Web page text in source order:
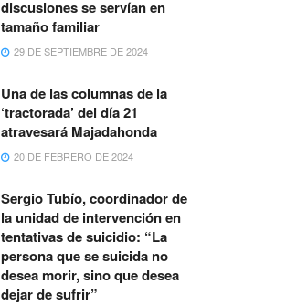
discusiones se servían en
tamaño familiar
29 DE SEPTIEMBRE DE 2024
Una de las columnas de la
‘tractorada’ del día 21
atravesará Majadahonda
20 DE FEBRERO DE 2024
Sergio Tubío, coordinador de
la unidad de intervención en
tentativas de suicidio: “La
persona que se suicida no
desea morir, sino que desea
dejar de sufrir”